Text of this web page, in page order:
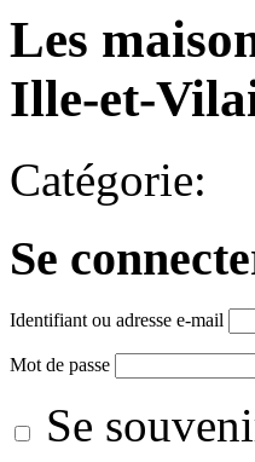
Les
Ille-et-
Catégorie:
Se
Identifiant ou adresse e-mail
Mot de passe
Se